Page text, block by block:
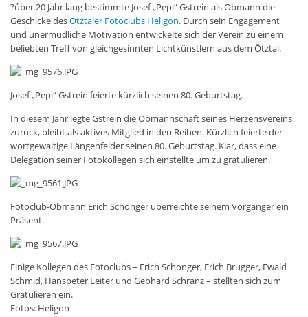
Impressum
Kontakt
?úber 20 Jahr lang bestimmte Josef „Pepi“ Gstrein als Obmann die
Geschicke desÖtztaler Fotoclubs Heligon. Durch sein Engagement
und unermüdliche Motivation entwickelte sich der Verein zu einem
beliebten Treff von gleichgesinnten Lichtkünstlern aus dem Ötztal.
Josef „Pepi“ Gstrein feierte kürzlich seinen 80. Geburtstag.
In diesem Jahr legte Gstrein die Obmannschaft seines Herzensvereins
zurück, bleibt als aktives Mitglied in den Reihen. Kürzlich feierte der
wortgewaltige Längenfelder seinen 80. Geburtstag. Klar, dass eine
Delegation seiner Fotokollegen sich einstellte um zu gratulieren.
Fotoclub-Obmann Erich Schonger überreichte seinem Vorgänger ein
Präsent.
Einige Kollegen des Fotoclubs – Erich Schonger, Erich Brugger, Ewald
Schmid, Hanspeter Leiter und Gebhard Schranz – stellten sich zum
Gratulieren ein.
Fotos: Heligon